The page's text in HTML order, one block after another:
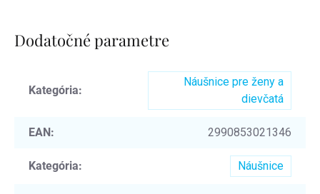
Dodatočné parametre
Kategória:
Náušnice pre ženy a
dievčatá
EAN: 2990853021346
Kategória: Náušnice